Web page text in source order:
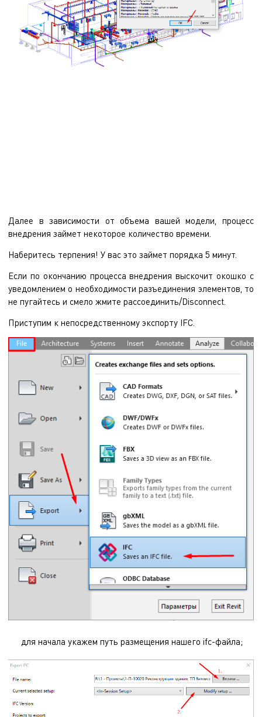
Далее в зависимости от объема вашей модели, процесс
внедрения займет некоторое количество времени.
Наберитесь терпения! У вас это займет порядка 5 минут.
Если по окончанию процесса внедрения выскочит окошко с
уведомлением о необходимости разъединения элементов, то
не пугайтесь и смело жмите рассоединить/Disconnect.
Приступим к непосредственному экспорту IFC.
для начала укажем путь размещения нашего ifc-файла;